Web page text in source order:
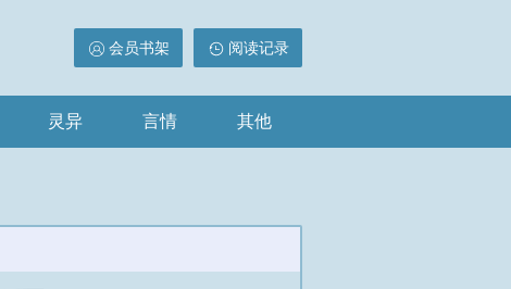
阅读记录
会员书架
灵异 言情 其他